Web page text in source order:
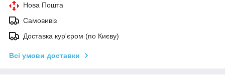
Нова Пошта
Самовивіз
Доставка кур'єром (по Києву)
Всі умови доставки